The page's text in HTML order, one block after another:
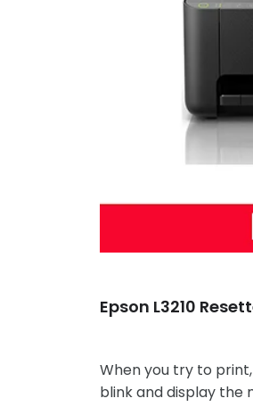
Epson L3210
When you try to print,
blink and display the